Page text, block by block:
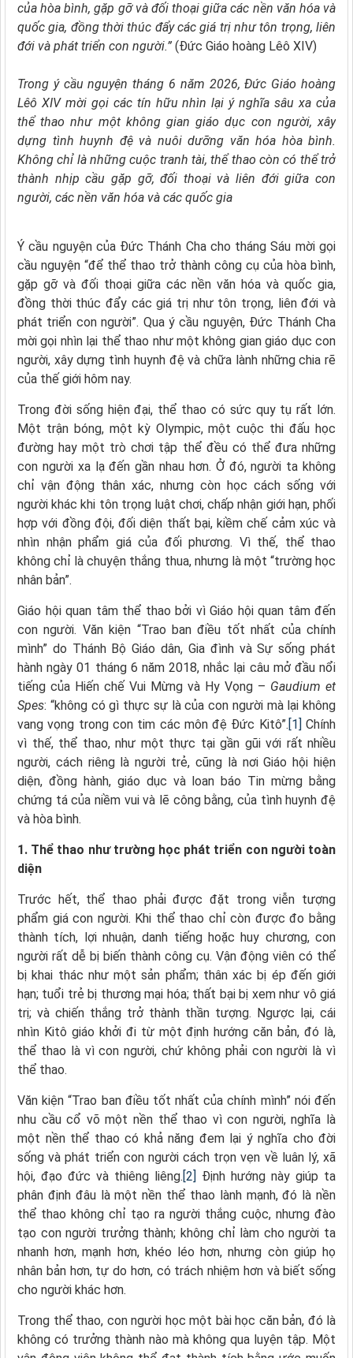
của hòa bình, gặp gỡ và đối thoại giữa các nền văn hóa và
quốc gia, đồng thời thúc đẩy các giá trị như tôn trọng, liên
đới và phát triển con người.” (Đức Giáo hoàng Lêô XIV)
Trong ý cầu nguyện tháng 6 năm 2026, Đức Giáo hoàng
Lêô XIV mời gọi các tín hữu nhìn lại ý nghĩa sâu xa của
thể thao như một không gian giáo dục con người, xây
dựng tình huynh đệ và nuôi dưỡng văn hóa hòa bình.
Không chỉ là những cuộc tranh tài, thể thao còn có thể trở
thành nhịp cầu gặp gỡ, đối thoại và liên đới giữa con
người, các nền văn hóa và các quốc gia
Ý cầu nguyện của Đức Thánh Cha cho tháng Sáu mời gọi
cầu nguyện “để thể thao trở thành công cụ của hòa bình,
gặp gỡ và đối thoại giữa các nền văn hóa và quốc gia,
đồng thời thúc đẩy các giá trị như tôn trọng, liên đới và
phát triển con người”. Qua ý cầu nguyện, Đức Thánh Cha
mời gọi nhìn lại thể thao như một không gian giáo dục con
người, xây dựng tình huynh đệ và chữa lành những chia rẽ
của thế giới hôm nay.
Trong đời sống hiện đại, thể thao có sức quy tụ rất lớn.
Một trận bóng, một kỳ Olympic, một cuộc thi đấu học
đường hay một trò chơi tập thể đều có thể đưa những
con người xa lạ đến gần nhau hơn. Ở đó, người ta không
chỉ vận động thân xác, nhưng còn học cách sống với
người khác khi tôn trọng luật chơi, chấp nhận giới hạn, phối
hợp với đồng đội, đối diện thất bại, kiềm chế cảm xúc và
nhìn nhận phẩm giá của đối phương. Vì thế, thể thao
không chỉ là chuyện thắng thua, nhưng là một “trường học
nhân bản”.
Giáo hội quan tâm thể thao bởi vì Giáo hội quan tâm đến
con người. Văn kiện “Trao ban điều tốt nhất của chính
mình” do Thánh Bộ Giáo dân, Gia đình và Sự sống phát
hành ngày 01 tháng 6 năm 2018, nhắc lại câu mở đầu nổi
tiếng của Hiến chế Vui Mừng và Hy Vọng – Gaudium et
Spes: “không có gì thực sự là của con người mà lại không
vang vọng trong con tim các môn đệ Đức Kitô”. [1]
Chính
vì thế, thể thao, như một thực tại gần gũi với rất nhiều
người, cách riêng là người trẻ, cũng là nơi Giáo hội hiện
diện, đồng hành, giáo dục và loan báo Tin mừng bằng
chứng tá của niềm vui và lẽ công bằng, của tình huynh đệ
và hòa bình.
1. Thể thao như trường học phát triển con người toàn
diện
Trước hết, thể thao phải được đặt trong viễn tượng
phẩm giá con người. Khi thể thao chỉ còn được đo bằng
thành tích, lợi nhuận, danh tiếng hoặc huy chương, con
người rất dễ bị biến thành công cụ. Vận động viên có thể
bị khai thác như một sản phẩm; thân xác bị ép đến giới
hạn; tuổi trẻ bị thương mại hóa; thất bại bị xem như vô giá
trị; và chiến thắng trở thành thần tượng. Ngược lại, cái
nhìn Kitô giáo khởi đi từ một định hướng căn bản, đó là,
thể thao là vì con người, chứ không phải con người là vì
thể thao.
Văn kiện “Trao ban điều tốt nhất của chính mình” nói đến
nhu cầu cổ võ một nền thể thao vì con người, nghĩa là
một nền thể thao có khả năng đem lại ý nghĩa cho đời
sống và phát triển con người cách trọn vẹn về luân lý, xã
hội, đạo đức và thiêng liêng. [2]
Định hướng này giúp ta
phân định đâu là một nền thể thao lành mạnh, đó là nền
thể thao không chỉ tạo ra người thắng cuộc, nhưng đào
tạo con người trưởng thành; không chỉ làm cho người ta
nhanh hơn, mạnh hơn, khéo léo hơn, nhưng còn giúp họ
nhân bản hơn, tự do hơn, có trách nhiệm hơn và biết sống
cho người khác hơn.
Trong thể thao, con người học một bài học căn bản, đó là
không có trưởng thành nào mà không qua luyện tập. Một